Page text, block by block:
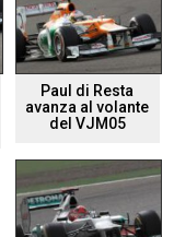
Paul di Resta
avanza al volante
del VJM05